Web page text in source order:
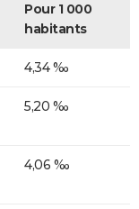
Pour 1 000
habitants
4,34 ‰
5,20 ‰
4,06 ‰